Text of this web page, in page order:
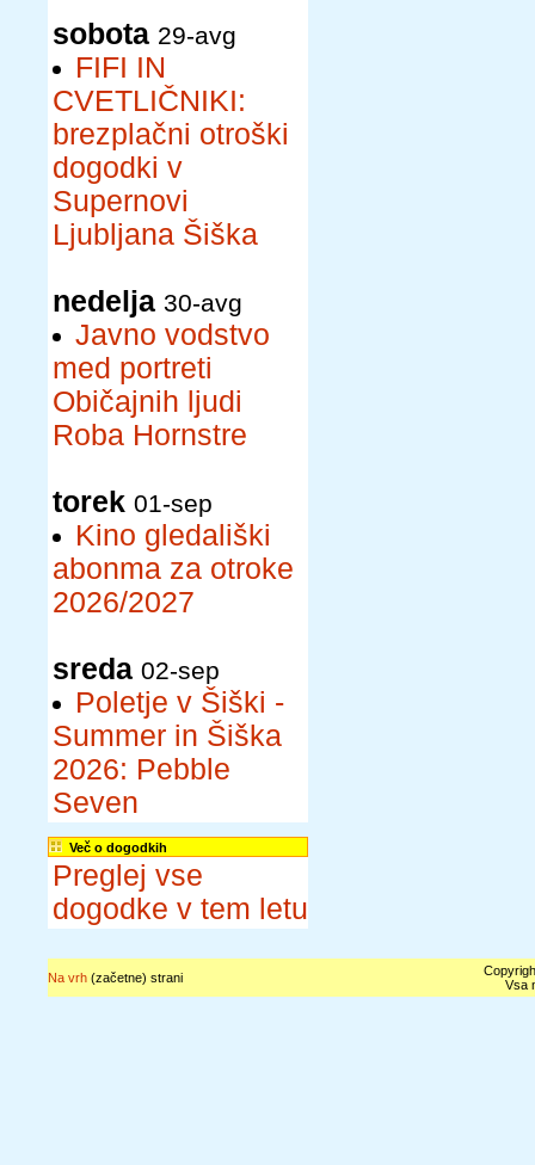
sobota 29-avg
FIFI IN
CVETLIČNIKI:
brezplačni otroški
dogodki v
Supernovi
Ljubljana Šiška
nedelja 30-avg
Javno vodstvo
med portreti
Običajnih ljudi
Roba Hornstre
torek 01-sep
Kino gledališki
abonma za otroke
2026/2027
sreda 02-sep
Poletje v Šiški -
Summer in Šiška
2026: Pebble
Seven
Več o dogodkih
Preglej vse
dogodke v tem letu
Na vrh(začetne) strani
Vsa